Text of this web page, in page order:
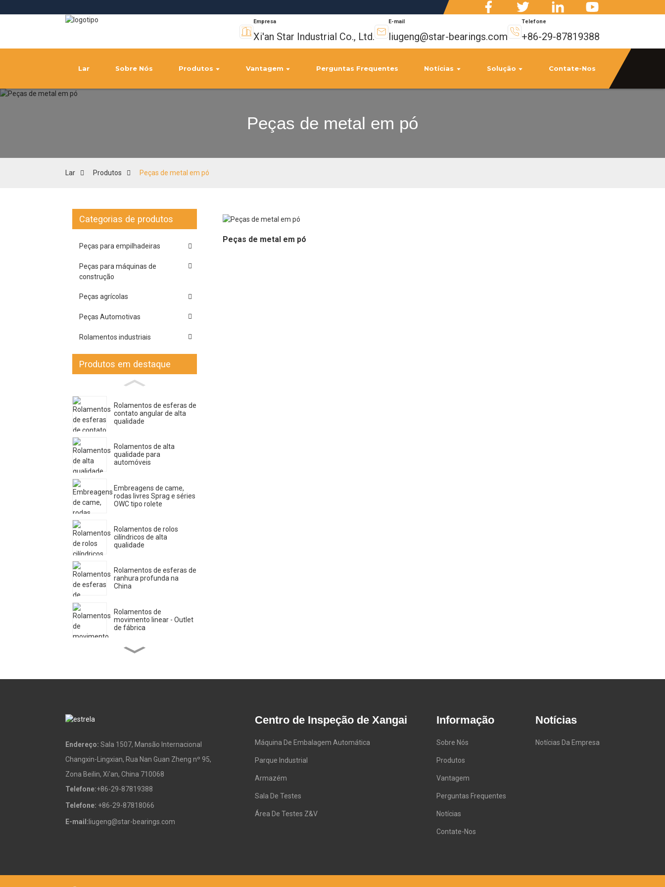
Empresa
Xi'an Star Industrial Co., Ltd.
E-mail
liugeng@star-bearings.com
Telefone
+86-29-87819388
Lar Sobre Nós Produtos Vantagem Perguntas Frequentes Notícias Solução Contate-Nos
Peças de metal em pó
Lar Produtos Peças de metal em pó
Categorias de produtos
Peças para empilhadeiras
Peças para máquinas de
construção
Peças agrícolas
Peças Automotivas
Rolamentos industriais
Produtos em destaque
Rolamentos de esferas de
contato angular de alta
qualidade
Rolamentos de alta
qualidade para
automóveis
Embreagens de came,
rodas livres Sprag e séries
OWC tipo rolete
Rolamentos de rolos
cilíndricos de alta
qualidade
Rolamentos de esferas de
ranhura profunda na
China
Rolamentos de
movimento linear - Outlet
de fábrica
Peças de metal em pó
Correntes de rolos
Peças de metal em pó
Endereço: Sala 1507, Mansão Internacional
Changxin-Lingxian, Rua Nan Guan Zheng nº 95,
Zona Beilin, Xi'an, China 710068
Telefone:+86-29-87819388
Telefone: +86-29-87818066
E-mail: liugeng@star-bearings.com
Centro de Inspeção de Xangai
Máquina De Embalagem Automática
Parque Industrial
Armazém
Sala De Testes
Área De Testes Z&V
Informação
Sobre Nós
Produtos
Vantagem
Perguntas Frequentes
Notícias
Contate-Nos
Notícias
Notícias Da Empresa